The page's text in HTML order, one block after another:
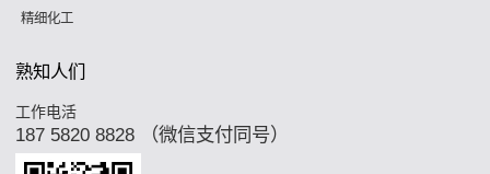
精细化工
熟知人们
工作电活
187 5820 8828 （微信支付同号）